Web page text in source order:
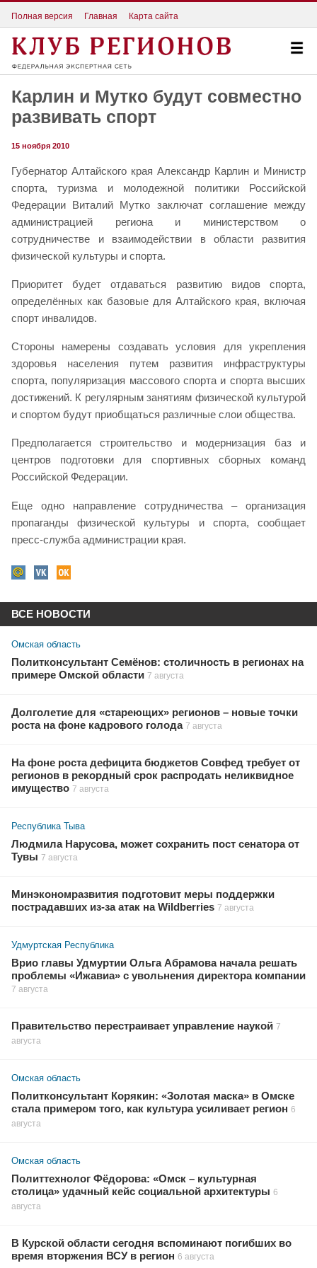
Полная версия Главная Карта сайта
Карлин и Мутко будут совместно
развивать спорт
15 ноября 2010
Губернатор Алтайского края Александр Карлин и Министр
спорта, туризма и молодежной политики Российской
Федерации Виталий Мутко заключат соглашение между
администрацией региона и министерством о
сотрудничестве и взаимодействии в области развития
физической культуры и спорта.
Приоритет будет отдаваться развитию видов спорта,
определённых как базовые для Алтайского края, включая
спорт инвалидов.
Стороны намерены создавать условия для укрепления
здоровья населения путем развития инфраструктуры
спорта, популяризация массового спорта и спорта высших
достижений. К регулярным занятиям физической культурой
и спортом будут приобщаться различные слои общества.
Предполагается строительство и модернизация баз и
центров подготовки для спортивных сборных команд
Российской Федерации.
Еще одно направление сотрудничества – организация
пропаганды физической культуры и спорта, сообщает
пресс-служба администрации края.
ВСЕ НОВОСТИ
Омская область
Политконсультант Семёнов: столичность в регионах на
примере Омской области 7 августа
Долголетие для «стареющих» регионов – новые точки
роста на фоне кадрового голода 7 августа
На фоне роста дефицита бюджетов Совфед требует от
регионов в рекордный срок распродать неликвидное
имущество 7 августа
Республика Тыва
Людмила Нарусова, может сохранить пост сенатора от
Тувы 7 августа
Минэкономразвития подготовит меры поддержки
пострадавших из-за атак на Wildberries 7 августа
Удмуртская Республика
Врио главы Удмуртии Ольга Абрамова начала решать
проблемы «Ижавиа» с увольнения директора компании
7 августа
Правительство перестраивает управление наукой 7
августа
Омская область
Политконсультант Корякин: «Золотая маска» в Омске
стала примером того, как культура усиливает регион 6
августа
Омская область
Политтехнолог Фёдорова: «Омск – культурная
столица» удачный кейс социальной архитектуры 6
августа
В Курской области сегодня вспоминают погибших во
время вторжения ВСУ в регион 6 августа